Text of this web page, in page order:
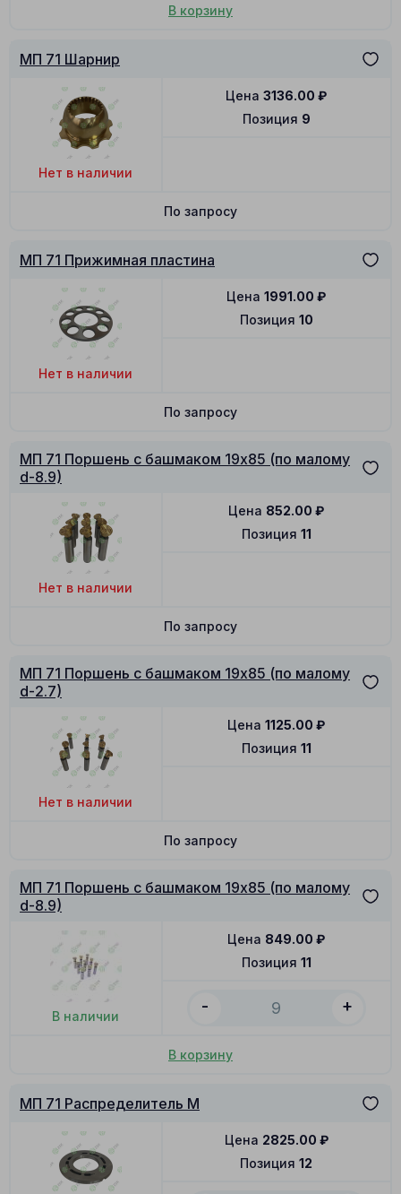
В корзину
МП 71 Шарнир
Нет в наличии
Позиция 9
Цена 3136.00 ₽
По запросу
МП 71 Прижимная пластина
Нет в наличии
Позиция 10
Цена 1991.00 ₽
По запросу
МП 71 Поршень с башмаком 19x85 (по малому
d-8.9)
Нет в наличии
Позиция 11
Цена 852.00 ₽
По запросу
МП 71 Поршень с башмаком 19x85 (по малому
d-2.7)
Нет в наличии
Позиция 11
Цена 1125.00 ₽
По запросу
МП 71 Поршень с башмаком 19x85 (по малому
d-8.9)
В наличии
Позиция 11
Цена 849.00 ₽
- +
В корзину
МП 71 Распределитель M
Позиция 12
Цена 2825.00 ₽